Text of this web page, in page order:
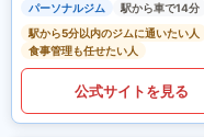
パーソナルジム
駅から車で14分
駅から5分以内のジムに通いたい人
食事管理も任せたい人
公式サイトを見る